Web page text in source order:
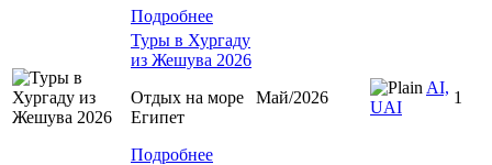
Подробнее
Туры в Хургаду
из Жешува 2026
Отдых на море
Египет
Подробнее
Май/2026
AI,
UAI
1